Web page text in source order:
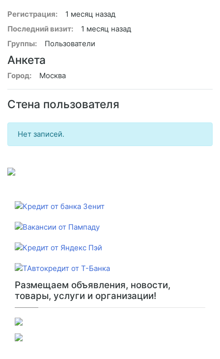
Регистрация:
1 месяц назад
Последний визит:
1 месяц назад
Группы:
Пользователи
Анкета
Город: Москва
Стена пользователя
Нет записей.
Размещаем объявления, новости,
товары, услуги и организации!